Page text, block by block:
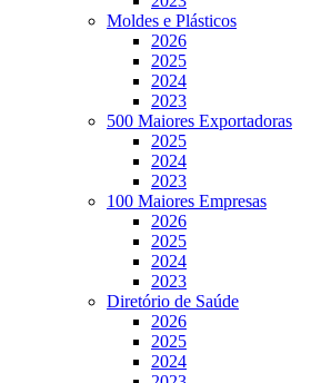
Moldes e Plásticos
2026
2025
2024
2023
500 Maiores Exportadoras
2025
2024
2023
100 Maiores Empresas
2026
2025
2024
2023
Diretório de Saúde
2026
2025
2024